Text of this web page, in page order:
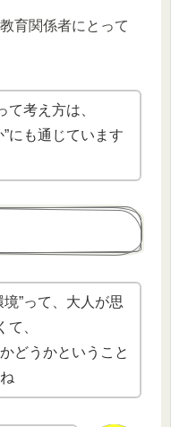
育関係者にとって
て考え方は、
にも通じています
”って、大人が思
て、
どうかということ